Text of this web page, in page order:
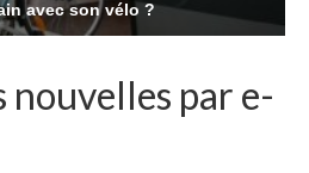
nouvelles par e-